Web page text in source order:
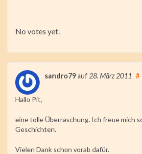
Submit Rating
No votes yet.
sandro79auf 28. März 2011 #
Hallo Pit,
eine tolle Überraschung. Ich freue mich
Geschichten.
Vielen Dank schon vorab dafür.